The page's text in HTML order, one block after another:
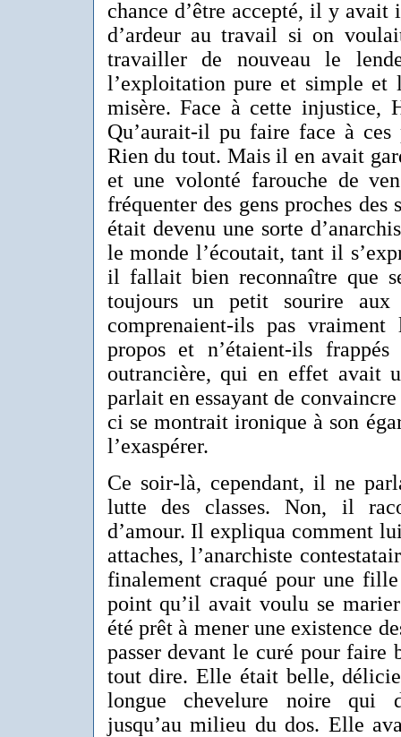
chance d’être accepté, il y
d’ardeur au travail si on
travailler de nouveau le
l’exploitation pure et simple et
misère. Face à cette injustice,
Qu’aurait-il pu faire face à ces
Rien du tout. Mais il en avait
et une volonté farouche de
fréquenter des gens proches
était devenu une sorte
le monde l’écoutait, tant il
il fallait bien reconnaître que
toujours un petit sourire aux
comprenaient-ils pas
propos et n’étaient-ils
outrancière, qui en effet avait
parlait en essayant de
ci se montrait ironique à son
l’exaspérer.
Ce soir-là, cependant, il ne
lutte des classes. Non, il
d’amour. Il expliqua comment
attaches, l’anarchiste
finalement craqué pour une
point qu’il avait voulu se
été prêt à mener une existence
passer devant le curé pour faire
tout dire. Elle était belle,
longue chevelure noire qui
jusqu’au milieu du dos. Elle